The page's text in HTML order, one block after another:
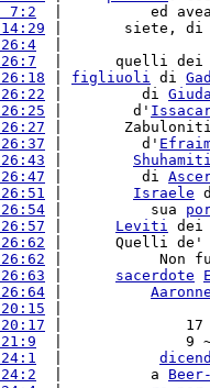
7:2
|          ed
|       siete, di
|
|      quelli
figliuoli di Gad
|         di Giuda
|        d'
|
|         d'
Shuhamiti
|         di
Israele
|          sua
Leviti
|      Quelli
|           Non
sacerdote
Aaronne
|
|              17
|              9
  |          a